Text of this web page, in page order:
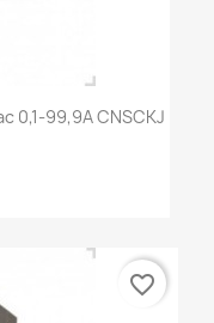
0,1-99,9A CNSCKJ
favorite_border